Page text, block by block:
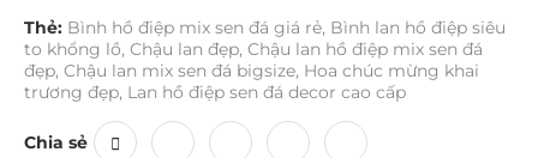
Thẻ: Bình hồ điệp mix sen đá giá rẻ, Bình lan hồ điệp siêu
to khổng lồ, Chậu lan đẹp, Chậu lan hồ điệp mix sen đá
đẹp, Chậu lan mix sen đá bigsize, Hoa chúc mừng khai
trương đẹp, Lan hồ điệp sen đá decor cao cấp
Chia sẻ